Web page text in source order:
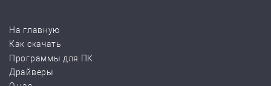
На главную
Как скачать
Программы для ПК
Драйверы